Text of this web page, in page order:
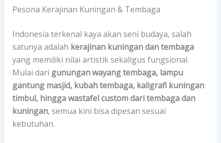
Pesona Kerajinan Kuningan & Tembaga
Indonesia terkenal kaya akan seni budaya, salah
satunya adalah kerajinan kuningan dan tembaga
yang memiliki nilai artistik sekaligus fungsional.
Mulai dari gunungan wayang tembaga, lampu
gantung masjid, kubah tembaga, kaligrafi kuningan
timbul, hingga wastafel custom dari tembaga dan
kuningan, semua kini bisa dipesan sesuai
kebutuhan.